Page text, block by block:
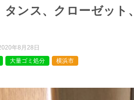
タンス、クローゼッ
年8月28日
大量ゴミ処分 横浜市